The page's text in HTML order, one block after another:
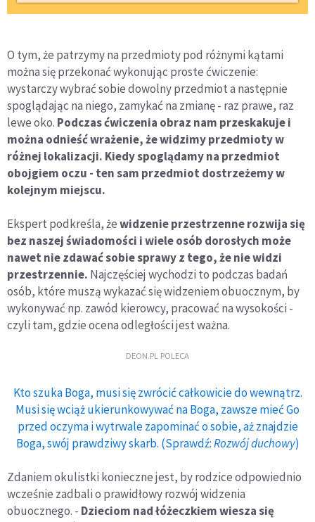
O tym, że patrzymy na przedmioty pod różnymi kątami
można się przekonać wykonując proste ćwiczenie:
wystarczy wybrać sobie dowolny przedmiot a następnie
spoglądając na niego, zamykać na zmianę - raz prawe, raz
lewe oko. Podczas ćwiczenia obraz nam przeskakuje i
można odnieść wrażenie, że widzimy przedmioty w
różnej lokalizacji. Kiedy spoglądamy na przedmiot
obojgiem oczu - ten sam przedmiot dostrzeżemy w
kolejnym miejscu.
Ekspert podkreśla, żewidzenie przestrzenne rozwija się
bez naszej świadomości i wiele osób dorosłych może
nawet nie zdawać sobie sprawy z tego, że nie widzi
przestrzennie. Najczęściej wychodzi to podczas badań
osób, które muszą wykazać się widzeniem obuocznym, by
wykonywać np. zawód kierowcy, pracować na wysokości -
czyli tam, gdzie ocena odległości jest ważna.
DEON.PL POLECA
Kto szuka Boga, musi się zwrócić całkowicie do wewnątrz.
Musi się wciąż ukierunkowywać na Boga, zawsze mieć Go
przed oczyma i wytrwale zapominać o sobie, aż znajdzie
Boga, swój prawdziwy skarb. (Sprawdź:Rozwój duchowy)
Zdaniem okulistki konieczne jest, by rodzice odpowiednio
wcześnie zadbali o prawidłowy rozwój widzenia
obuocznego. - Dzieciom nad łóżeczkiem wiesza się